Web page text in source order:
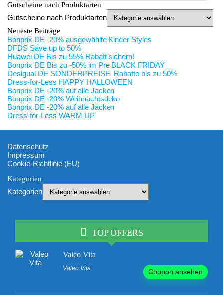
Gutscheine nach Produktarten
Gutscheine nach Produktarten
Neueste Beiträge
Bonprix DE -20% ausgewählte Kinder Styles
DFDS Save up to 50%
Huawei DE Bis zu 55% Rabatt sichern!
Bonprix DE Bis zu -50% im Pre BLACK FRIDAY
Desigual DE SONDERPREISE! Rabatte bis zu 50%
Dress-for-Less HAPPY HALLOWEEN
Bonprix DE -20% auf alle Jacken
Bonprix DE -20% Weihnachtsdeko
Bonprix DE -20% auf alle Jacken
Dress-for-Less WARM UP
Datenschutz
Impressum
Cookie-Richtlinie (EU)
Kategorien
Kategorien
TOP OFFERS
Valeo Vita
Valeo Vita Coupon ansehen